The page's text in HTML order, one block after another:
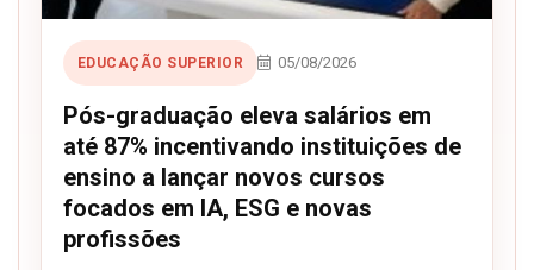
EDUCAÇÃO SUPERIOR 05/08/2026
Pós-graduação eleva salários em
até 87% incentivando instituições de
ensino a lançar novos cursos
focados em IA, ESG e novas
profissões